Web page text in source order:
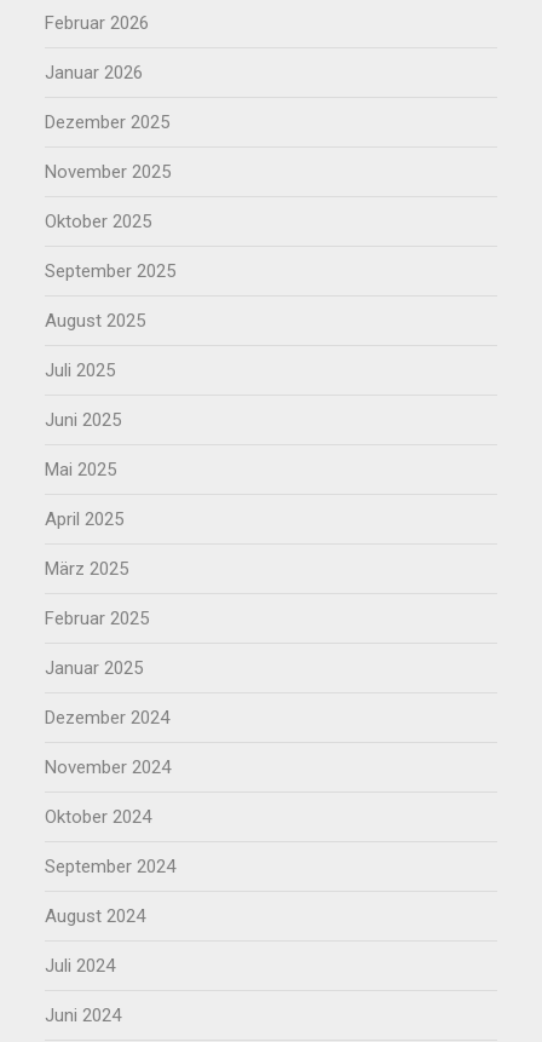
Februar 2026
Januar 2026
Dezember 2025
November 2025
Oktober 2025
September 2025
August 2025
Juli 2025
Juni 2025
Mai 2025
April 2025
März 2025
Februar 2025
Januar 2025
Dezember 2024
November 2024
Oktober 2024
September 2024
August 2024
Juli 2024
Juni 2024